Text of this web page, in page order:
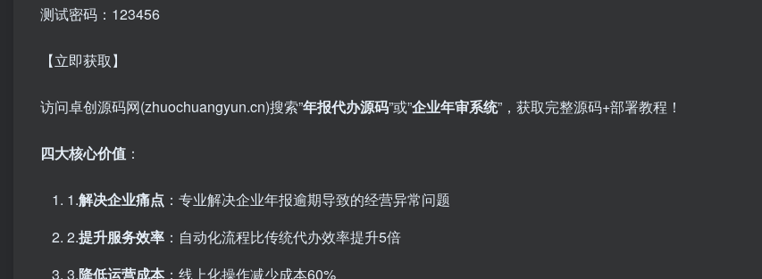
测试密码：123456
【立即获取】
访问卓创源码网(zhuochuangyun.cn)搜索”​年报代办源码​”或”​企业年审系统​”，获取完整源码+部署教程！
四大核心价值 ​：
1.​解决企业痛点 ​：专业解决企业年报逾期导致的经营异常问题
2.​提升服务效率 ​：自动化流程比传统代办效率提升5倍
3.​降低运营成本​：线上化操作减少成本60%